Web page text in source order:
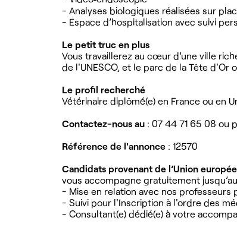
- Analyses biologiques réalisées sur
- Espace d’hospitalisation avec suivi
Le petit truc en plus
Vous travaillerez au cœur d’une ville
de l'UNESCO, et le parc de la Tête
Le profil recherché
Vétérinaire diplômé(e) en France ou en
Contactez-nous au : 07 44 71 65 08 ou
Référence de l'annonce : 12570
Candidats provenant de l’Union
vous accompagne gratuitement
- Mise en relation avec nos professeurs
- Suivi pour l'Inscription à l'ordre des
- Consultant(e) dédié(e) à votre